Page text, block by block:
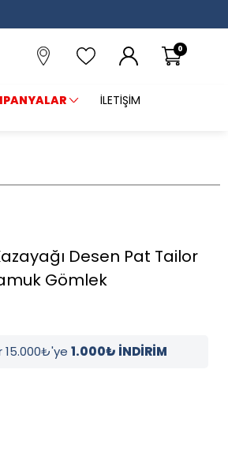
0
İLETIŞIM
Desen Pat Tailor
Gömlek
15.000₺'ye 1.000₺ İNDİRİM